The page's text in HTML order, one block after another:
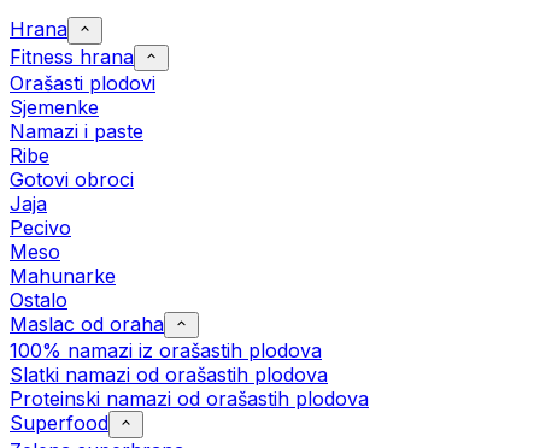
Hrana
Fitness hrana
Orašasti plodovi
Sjemenke
Namazi i paste
Ribe
Gotovi obroci
Jaja
Pecivo
Meso
Mahunarke
Ostalo
Maslac od oraha
100% namazi iz orašastih plodova
Slatki namazi od orašastih plodova
Proteinski namazi od orašastih plodova
Superfood